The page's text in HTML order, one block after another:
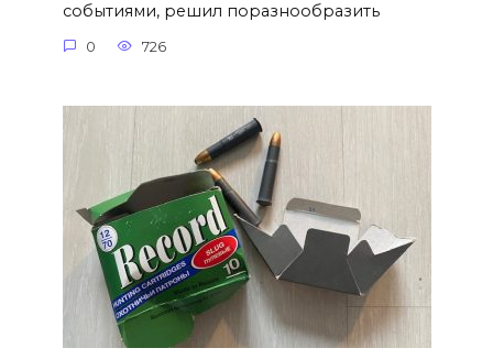
событиями, решил поразнообразить
0 726